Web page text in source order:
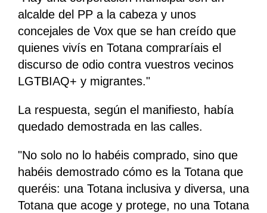
alcalde del PP a la cabeza y unos
concejales de Vox que se han creído que
quienes vivís en Totana compraríais el
discurso de odio contra vuestros vecinos
LGTBIAQ+ y migrantes."
La respuesta, según el manifiesto, había
quedado demostrada en las calles.
"No solo no lo habéis comprado, sino que
habéis demostrado cómo es la Totana que
queréis: una Totana inclusiva y diversa, una
Totana que acoge y protege, no una Totana